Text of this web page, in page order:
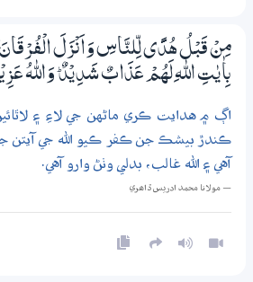
مِنْ قَبْلُ ھُدًى لِّلنَّاسِ وَاَنْزَلَ الْفُرْقَانَ
بِاٰيٰتِ اللّٰهِ لَھُمْ عَذَابٌ شَدِيْدٌ ۭ وَاللّٰهُ
اڳ ۾ هدايت ڪري ماڻهن جي لاءِ ۽
ڪندڙ بيشڪ جن ڪفر ڪيو الله جي آيتن
آهي ۽ الله غالب، بدلي وٺڻ وارو آهي.
— مولانا محمد ادريس ڏاھري